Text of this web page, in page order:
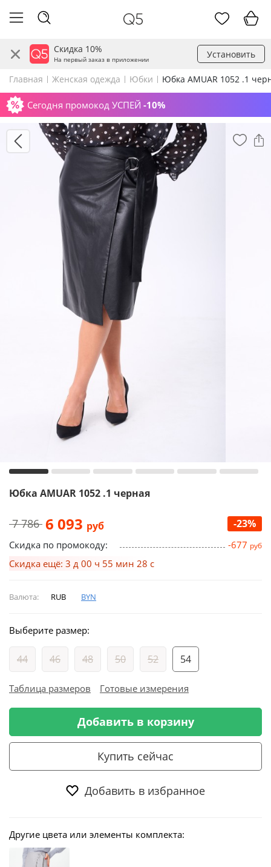
Скидка 10%
На первый заказ в приложении Установить
Главная Женская одежда Юбки Юбка AMUAR 1052 .1
Сегодня промокод УСПЕЙ -10%
Юбка AMUAR 1052 .1 черная
7 786 6 093 руб -23%
Скидка по промокоду: -677 руб
Скидка ещё: 3 д 00 ч 55 мин 28 с
Валюта: RUB BYN
Выберите размер:
44 46 48 50 52 54
Таблица размеров Готовые измерения
Добавить в корзину
Купить сейчас
Добавить в избранное
Другие цвета или элементы комплекта: